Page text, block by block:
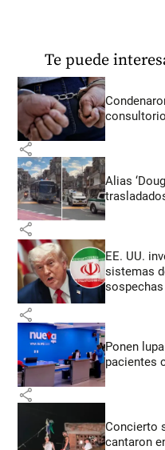
Te puede
share
Alias
share
EE. UU.
sistemas
share
Ponen
pacientes
share
Concierto
cantaron